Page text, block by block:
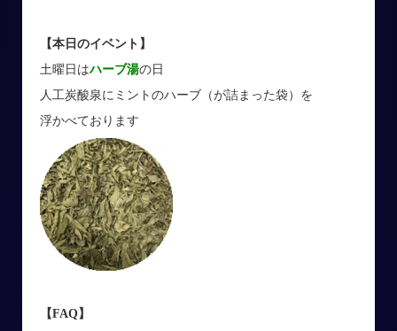
【本日のイベント】
土曜日はハーブ湯の日
人工炭酸泉にミントのハーブ（が詰まった袋）を
浮かべております
【FAQ】